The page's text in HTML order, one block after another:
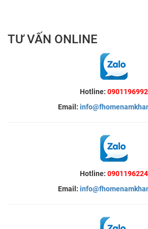
TƯ VẤN ONLINE
Hotline: 0901196992
Email:
Hotline: 0901196224
Email: